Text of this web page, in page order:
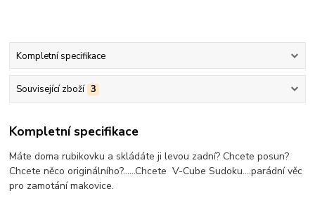
Kompletní specifikace
Související zboží 3
Kompletní specifikace
Máte doma rubikovku a skládáte ji levou zadní? Chcete posun?
Chcete něco originálního?......Chcete V-Cube Sudoku....parádní věc
pro zamotání makovice.